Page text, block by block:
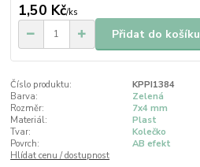
1,50 Kč/ks
Přidat do košíku
Číslo produktu:
KPPI1384
Barva:
Zelená
Rozměr:
7x4 mm
Materiál:
Plast
Tvar:
Kolečko
Povrch:
AB efekt
Hlídat cenu / dostupnost